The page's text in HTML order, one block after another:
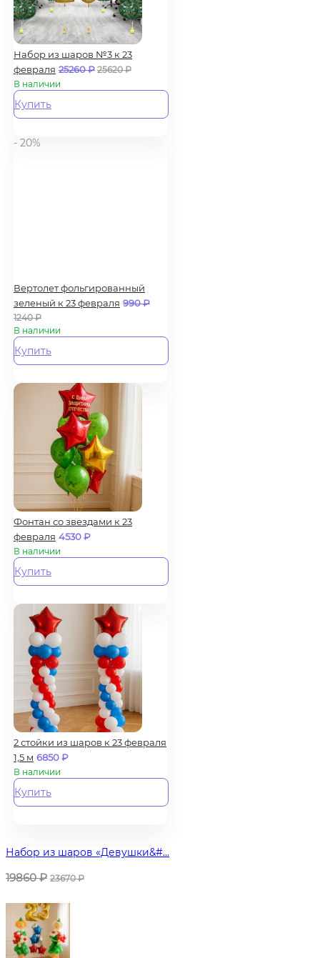
Набор из шаров №3 к 23
февраля 25260₽ 25620₽
В наличии
Купить
- 20%
Вертолет фольгированный
зеленый к 23 февраля 990₽
1240₽
В наличии
Купить
Фонтан со звездами к 23
февраля 4530₽
В наличии
Купить
2 стойки из шаров к 23 февраля
1,5 м 6850₽
В наличии
Купить
Набор из шаров «Девушки&#...
19860₽ 23670₽